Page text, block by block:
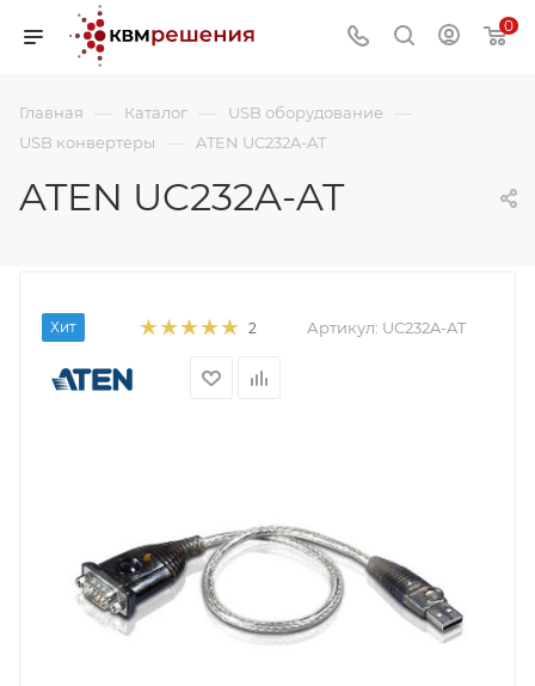
0
Главная — Каталог — USB оборудование —
USB конвертеры — ATEN UC232A-AT
ATEN UC232A-AT
Хит 2 Артикул: UC232A-AT